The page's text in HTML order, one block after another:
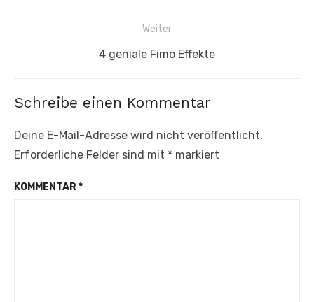
Weiter
Nächster
4 geniale Fimo Effekte
Schreibe einen Kommentar
Deine E-Mail-Adresse wird nicht veröffentlicht.
Erforderliche Felder sind mit * markiert
KOMMENTAR*